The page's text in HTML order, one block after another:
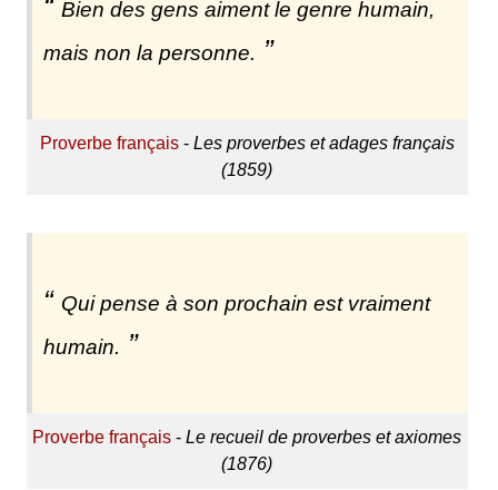
Bien des gens aiment le genre humain,
mais non la personne.
Proverbe français- Les proverbes et adages français
(1859)
Qui pense à son prochain est vraiment
humain.
Proverbe français -Le recueil de proverbes et axiomes
(1876)